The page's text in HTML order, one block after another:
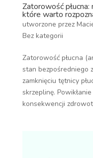
Zatorowość płucna:
które warto
utworzone przez
Bez kategorii
Zatorowość płucna
stan bezpośredniego
zamknięciu tętnicy
skrzeplinę.
konsekwencji